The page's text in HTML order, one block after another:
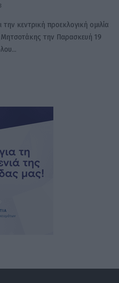
κεντρική προεκλογική ομιλία
την Παρασκευή 19